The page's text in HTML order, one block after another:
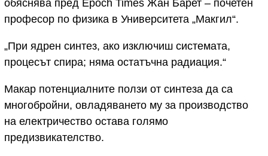
обяснява пред Epoch Times Жан Барет – почетен
професор по физика в Университета „Макгил“.
„При ядрен синтез, ако изключиш системата,
процесът спира; няма остатъчна радиация.“
Макар потенциалните ползи от синтеза да са
многобройни, овладяването му за производство
на електричество остава голямо
предизвикателство.